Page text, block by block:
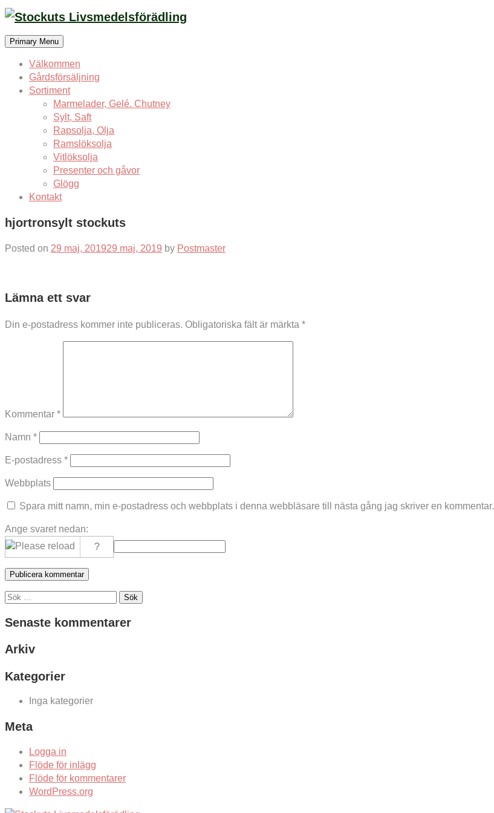
Skip
content
Primary Menu
Välkommen
Gårdsförsäljning
Sortiment
Marmelader, Gelé. Chutney
Sylt, Saft
Rapsolja, Olja
Ramslöksolja
Vitlöksolja
Presenter och gåvor
Glögg
Kontakt
hjortronsylt stockuts
Posted on 29 maj, 201929 maj, 2019 by Postmaster
Lämna ett svar
Din e-postadress kommer inte publiceras. Obligatoriska fält är märkta *
Kommentar *
Namn *
E-postadress *
Webbplats
Spara mitt namn, min e-postadress och webbplats i denna webbläsare till nästa gång jag skriver en kommentar.
Ange svaret nedan:
Sök
Senaste kommentarer
Arkiv
Kategorier
Inga kategorier
Meta
Logga in
Flöde för inlägg
Flöde för kommentarer
WordPress.org